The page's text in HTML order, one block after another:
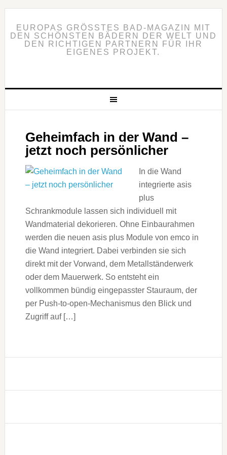
EUROPAS GRÖSSTES BAD-MAGAZIN MIT D
EN SCHÖNSTEN BÄDERN DER WELT UND D
EN RICHTIGEN PARTNERN FÜR IHR E
IGENES PROJEKT.
Geheimfach in der Wand –
jetzt noch persönlicher
In die Wand
integrierte asis
plus
Schrankmodule lassen sich individuell mit
Wandmaterial dekorieren. Ohne Einbaurahmen
werden die neuen asis plus Module von emco in
die Wand integriert. Dabei verbinden sie sich
direkt mit der Vorwand, dem Metallständerwerk
oder dem Mauerwerk. So entsteht ein
vollkommen bündig eingepasster Stauraum, der
per Push-to-open-Mechanismus den Blick und
Zugriff auf […]